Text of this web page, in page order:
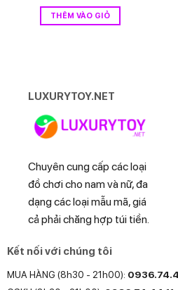
THÊM VÀO GIỎ
LUXURYTOY.NET
Chuyên cung cấp các loại
đồ chơi cho nam và nữ, đa
dạng các loại mẫu mã, giá
cả phải chăng hợp túi tiền.
Kết nối với chúng tôi
MUA HÀNG (8h30 - 21h00):